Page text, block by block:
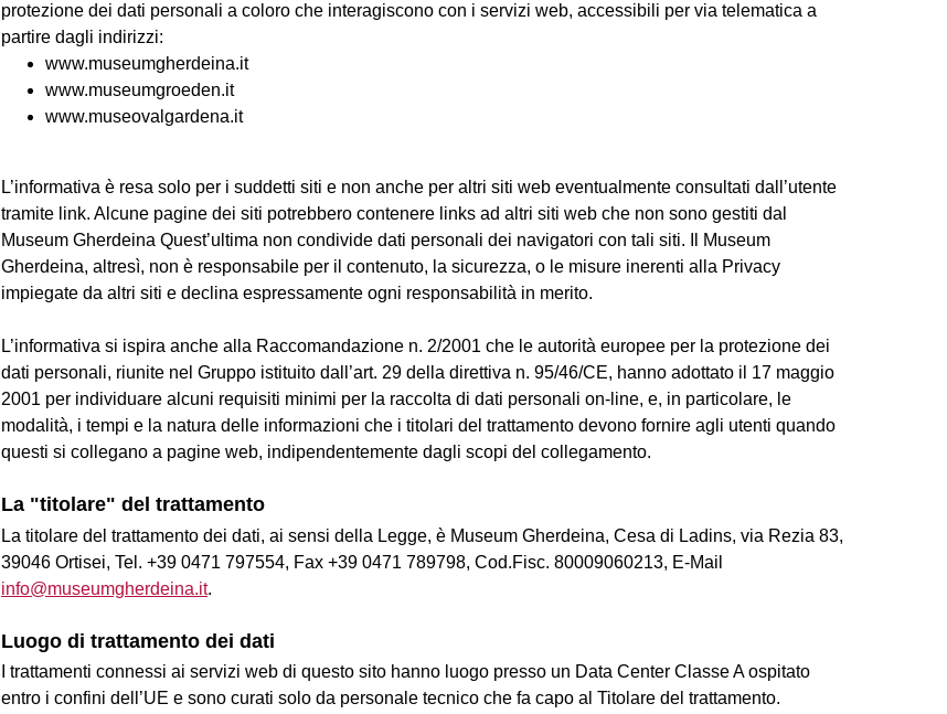
protezione dei dati personali a coloro che interagiscono con i servizi web, accessibili per via telematica a
partire dagli indirizzi:
www.museumgherdeina.it
www.museumgroeden.it
www.museovalgardena.it
L’informativa è resa solo per i suddetti siti e non anche per altri siti web eventualmente consultati dall’utente
tramite link. Alcune pagine dei siti potrebbero contenere links ad altri siti web che non sono gestiti dal
Museum Gherdeina Quest’ultima non condivide dati personali dei navigatori con tali siti. Il Museum
Gherdeina, altresì, non è responsabile per il contenuto, la sicurezza, o le misure inerenti alla Privacy
impiegate da altri siti e declina espressamente ogni responsabilità in merito.
L’informativa si ispira anche alla Raccomandazione n. 2/2001 che le autorità europee per la protezione dei
dati personali, riunite nel Gruppo istituito dall’art. 29 della direttiva n. 95/46/CE, hanno adottato il 17 maggio
2001 per individuare alcuni requisiti minimi per la raccolta di dati personali on-line, e, in particolare, le
modalità, i tempi e la natura delle informazioni che i titolari del trattamento devono fornire agli utenti quando
questi si collegano a pagine web, indipendentemente dagli scopi del collegamento.
La "titolare" del trattamento
La titolare del trattamento dei dati, ai sensi della Legge, è Museum Gherdeina, Cesa di Ladins, via Rezia 83,
39046 Ortisei, Tel. +39 0471 797554, Fax +39 0471 789798, Cod.Fisc. 80009060213, E-Mail
info@museumgherdeina.it.
Luogo di trattamento dei dati
I trattamenti connessi ai servizi web di questo sito hanno luogo presso un Data Center Classe A ospitato
entro i confini dell’UE e sono curati solo da personale tecnico che fa capo al Titolare del trattamento.